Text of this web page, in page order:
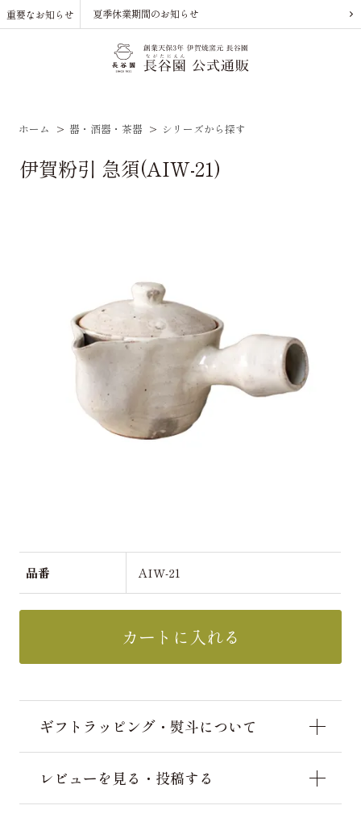
重要なお知らせ 夏季休業期間のお知らせ
ホーム > 器・酒器・茶器 > シリーズから探す
伊賀粉引 急須(AIW-21)
品番 AIW-21
カートに入れる
ギフトラッピング・熨斗について
レビューを見る・投稿する